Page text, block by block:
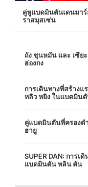
คู่หูแบดมินตันเดนมาร์
ราสมุสเซ่น
ถัง ชุนหมัน และ เซีย
ฮ่องกง
การเดินทางที่สร้างแ
หลิว หยิง ในแบดมิน
คู่แบดมินตันที่ครองตำ
ฮายู
SUPER DAN: การ
แบดมินตัน หลิน ตัน